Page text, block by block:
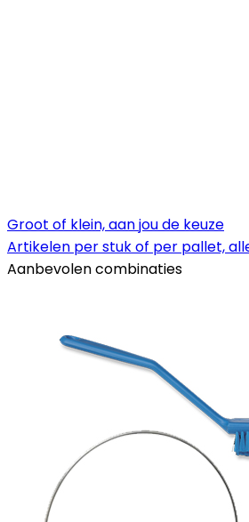
Groot of klein, aan jou de keuze
Artikelen per stuk of per pallet,
Aanbevolen combinaties